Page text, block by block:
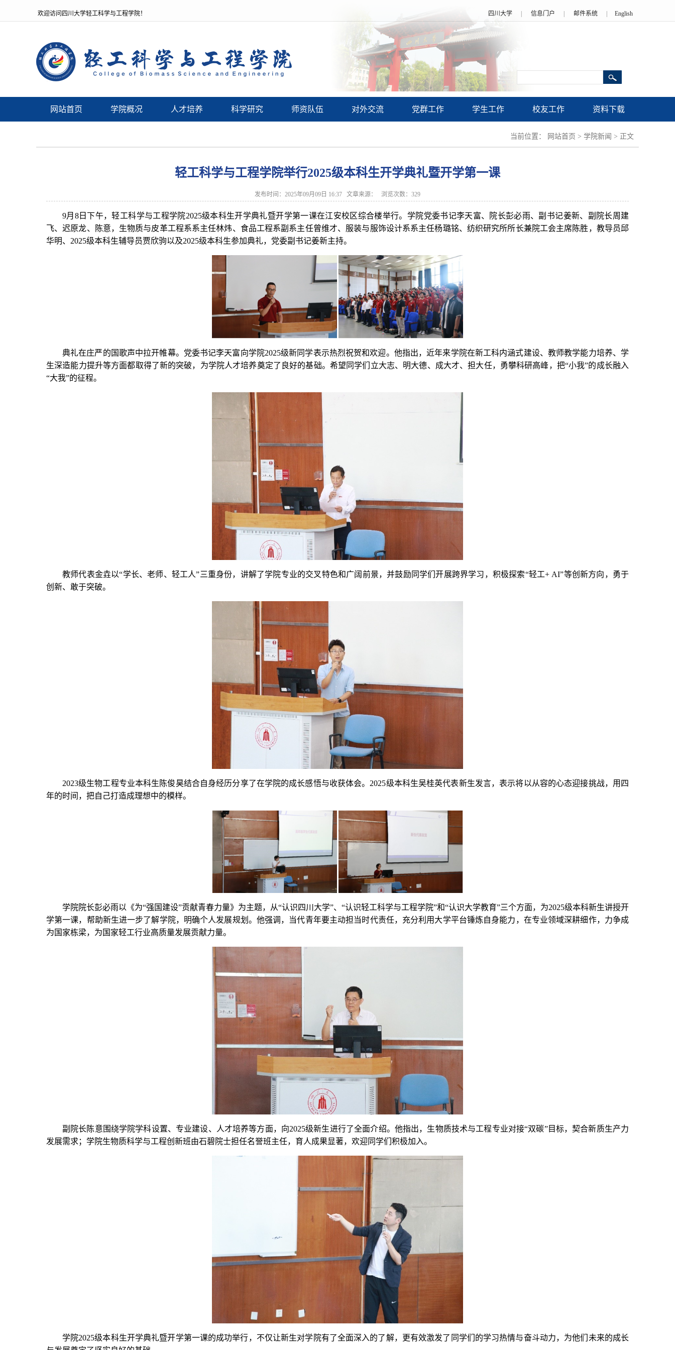
欢迎访问四川大学轻工科学与工程学院！ 四川大学 信息门户 邮件系统 English
网站首页 学院概况 人才培养 科学研究 师资队伍 对外交流 党群工作 学生工作 校友工作 资料下载
当前位置： 网站首页 > 学院新闻 > 正文
轻工科学与工程学院举行2025级本科生开学典礼暨开学第一课
发布时间：2025年09月09日 16:37 文章来源： 浏览次数： 329
9月8日下午，轻工科学与工程学院2025级本科生开学典礼暨开学第一课在江安校区综合楼举行。学院党委书记李天富、院长彭必雨、副书记姜新、副院长周建
飞、迟原龙、陈意，生物质与皮革工程系系主任林炜、食品工程系副系主任曾维才、服装与服饰设计系系主任杨璐铭、纺织研究所所长兼院工会主席陈胜，教导员邱
华明、2025级本科生辅导员贾欣驹以及2025级本科生参加典礼，党委副书记姜新主持。
典礼在庄严的国歌声中拉开帷幕。党委书记李天富向学院2025级新同学表示热烈祝贺和欢迎。他指出，近年来学院在新工科内涵式建设、教师教学能力培养、学
生深造能力提升等方面都取得了新的突破，为学院人才培养奠定了良好的基础。 希望同学们 立大志、明大德、成大才、担大任，勇攀科研高峰，把“小我”的成长融入
“大我”的征程。
教师代表金垚以“学长、老师、轻工人”三重身份，讲解了学院专业的交叉特色和广阔前景，并鼓励同学们开展跨界学习，积极探索“轻工+ AI”等创新方向，勇于
创新、敢于突破。
2023级生物工程专业本科生陈俊昊结合自身经历分享了在学院的成长感悟与收获体会。2025级本科生吴桂英代表新生发言，表示将以从容的心态迎接挑战，用四
年的时间，把自己打造成理想中的模样。
学院院长彭必雨以《为“强国建设”贡献青春力量》为主题，从“认识四川大学”、“认识轻工科学与工程学院”和“认识大学教育”三个方面，为2025级本科新生讲授开
学第一课，帮助新生进一步了解学院，明确个人发展规划。他强调，当代青年要主动担当时代责任，充分利用大学平台锤炼自身能力，在专业领域深耕细作，力争成
为国家栋梁，为国家轻工行业高质量发展贡献力量。
副院长陈意围绕学院学科设置、专业建设、人才培养等方面，向2025级新生进行了全面介绍。他指出，生物质技术与工程专业对接“双碳”目标，契合新质生产力
发展需求；学院生物质科学与工程创新班由石碧院士担任名誉班主任，育人成果显著，欢迎同学们积极加入。
学院2025级本科生开学典礼暨开学第一课的成功举行，不仅让新生对学院有了全面深入的了解，更有效激发了同学们的学习热情与奋斗动力，为他们未来的成长